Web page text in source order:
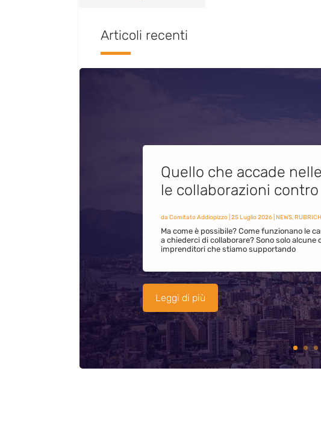
Articoli recenti
Quello che accade
le collaborazioni
da Comitato Addiopizzo| 25 Luglio 2026| NEWS,
Ma come è possibile? Come funzionano le
a chiederci di collaborare? Sono solo
imprenditori che stiamo supportando
Leggi di più